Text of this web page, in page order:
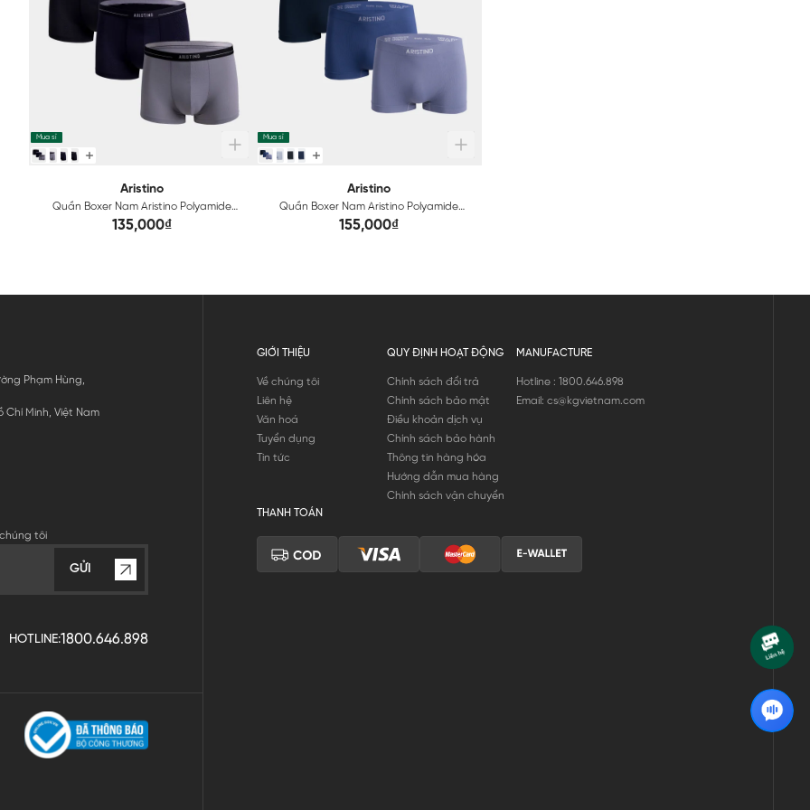
Mua sỉ
Aristino
Quần Boxer Nam Aristino Polyamide
ABX072
135,000₫
Mua sỉ
Aristino
Quần Boxer Nam Aristino Polyamide
Seamless Technical ABX069
155,000₫
Phạm Hùng,
Chí Minh, Việt Nam
tôi
GỬI
HOTLINE:1800.646.898
GIỚI THIỆU
Về chúng tôi
Liên hệ
Văn hoá
Tuyển dụng
Tin tức
QUY ĐỊNH HOẠT ĐỘNG
Chính sách đổi trả
Chính sách bảo mật
Điều khoản dịch vụ
Chính sách bảo hành
Thông tin hàng hóa
Hướng dẫn mua hàng
Chính sách vận chuyển
MANUFACTURE
Hotline : 1800.646.898
Email: cs@kgvietnam.com
THANH TOÁN